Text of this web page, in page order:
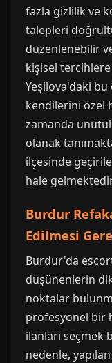
fazla gizlilik ve
talepleri
düzenlenebilir
kişisel
Yeşilova'daki
kendilerini özel
zamanda
olanak
ilçesinde
hale
Burdur
Edilmesi
Burdur'da
düşünenlerin
noktalar
profesyonel bir
ilanları seçmek
nedenle,